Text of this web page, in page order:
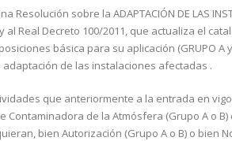
sobre la ADAPTACIÓN DE LAS
Real Decreto 100/2011, que actualiza el
básica para su aplicación (GRUPO A
adaptación de las instalaciones afectadas .
que anteriormente a la entrada en
de la Atmósfera (Grupo A o B) o
bien Autorización (Grupo A o B) o bien